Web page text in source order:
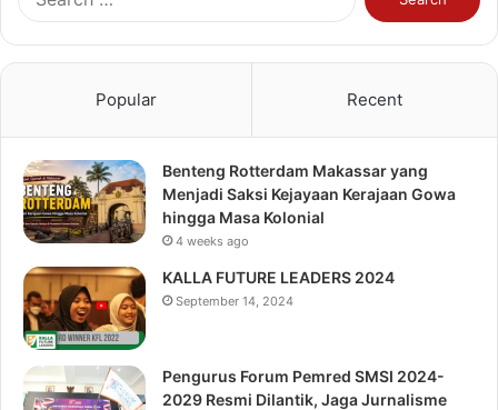
for:
Popular Recent
Benteng Rotterdam Makassar yang
Menjadi Saksi Kejayaan Kerajaan Gowa
hingga Masa Kolonial
4 weeks ago
KALLA FUTURE LEADERS 2024
September 14, 2024
Pengurus Forum Pemred SMSI 2024-
2029 Resmi Dilantik, Jaga Jurnalisme